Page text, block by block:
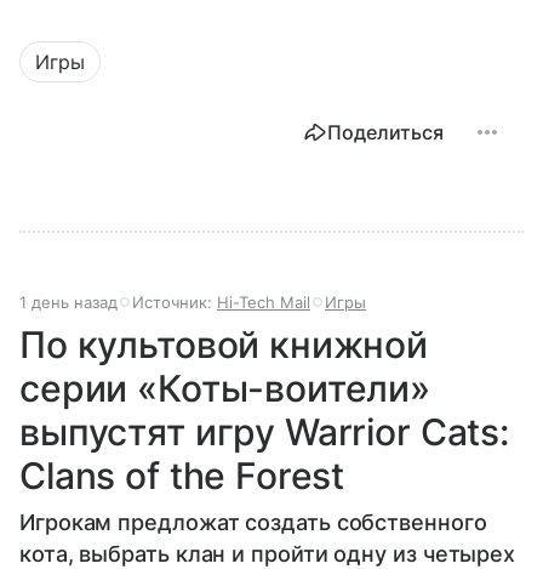
Игры
Поделиться
1 день назад Источник: Hi-Tech Mail Игры
По культовой книжной
серии «Коты-воители»
выпустят игру Warrior Cats:
Clans of the Forest
Игрокам предложат создать собственного
кота, выбрать клан и пройти одну из четырех